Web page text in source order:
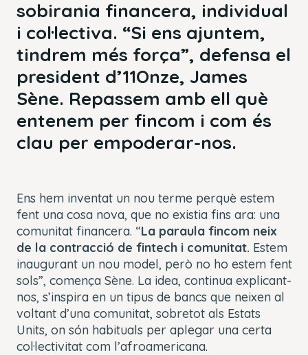
sobirania financera, individual
i col·lectiva. “Si ens ajuntem,
tindrem més força”, defensa el
president d’11Onze, James
Sène. Repassem amb ell què
entenem per fincom i com és
clau per empoderar-nos.
Ens hem inventat un nou terme perquè estem
fent una cosa nova, que no existia fins ara: una
comunitat financera. “La paraula fincom neix
de la contracció de fintech i comunitat. Estem
inaugurant un nou model, però no ho estem fent
sols”, comença Sène. La idea, continua explicant-
nos, s’inspira en un tipus de bancs que neixen al
voltant d’una comunitat, sobretot als Estats
Units, on són habituals per aplegar una certa
col·lectivitat com l’afroamericana.